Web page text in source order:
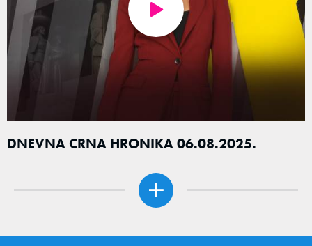
DNEVNA CRNA HRONIKA 06.08.2025.